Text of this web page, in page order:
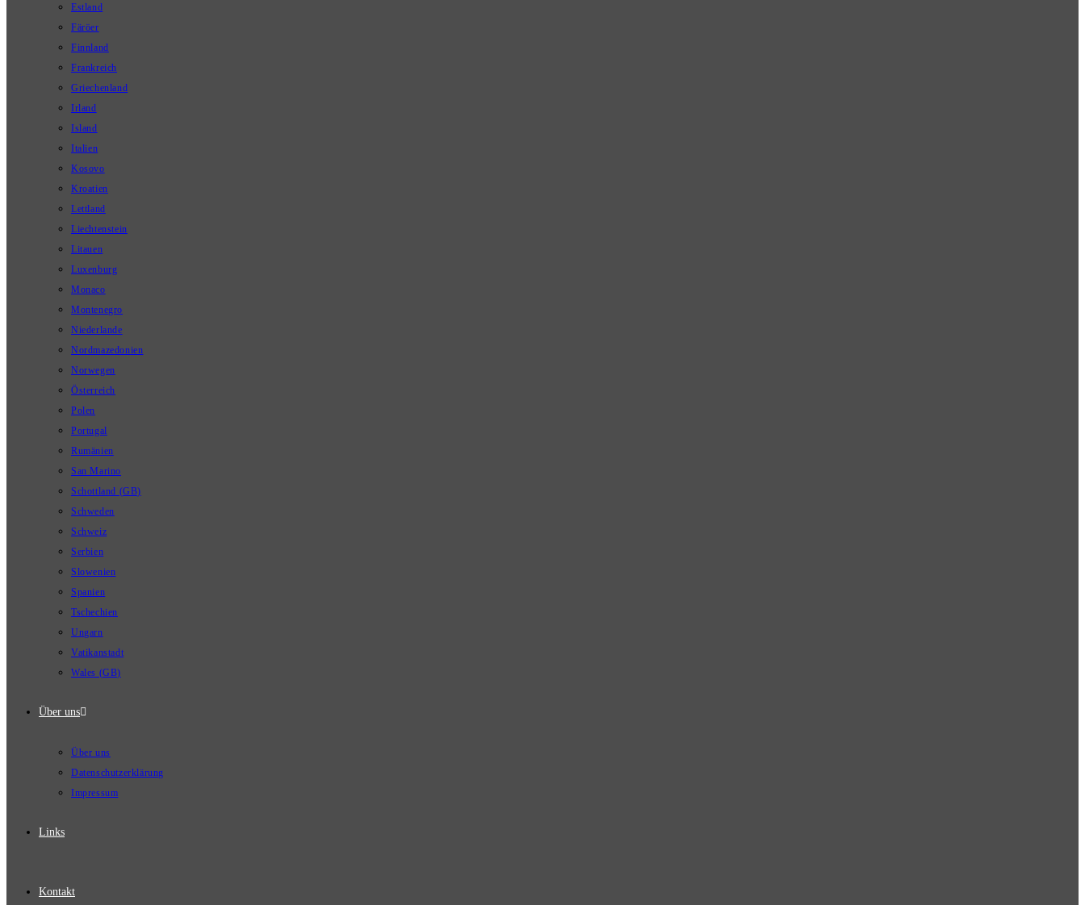
Estland
Färöer
Finnland
Frankreich
Griechenland
Irland
Island
Italien
Kosovo
Kroatien
Lettland
Liechtenstein
Litauen
Luxenburg
Monaco
Montenegro
Niederlande
Nordmazedonien
Norwegen
Österreich
Polen
Portugal
Rumänien
San Marino
Schottland (GB)
Schweden
Schweiz
Serbien
Slowenien
Spanien
Tschechien
Ungarn
Vatikanstadt
Wales (GB)
Über uns
Über uns
Datenschutzerklärung
Impressum
Links
Kontakt